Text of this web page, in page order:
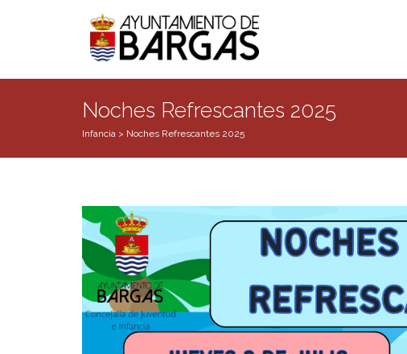
Noches Refrescantes 2025
Infancia > Noches Refrescantes 2025